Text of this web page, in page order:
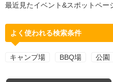
最近見たイベント&スポットペー
よく使われる検索条件
キャンプ場 BBQ場 公園